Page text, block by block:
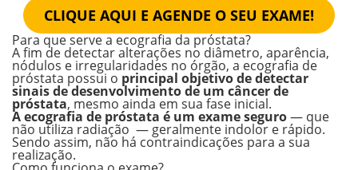
CLIQUE AQUI E AGENDE O SEU EXAME!
Para que serve a ecografia da próstata?
A fim de detectar alterações no diâmetro, aparência,
nódulos e irregularidades no órgão, a ecografia de
próstata possui o principal objetivo de detectar
sinais de desenvolvimento de um câncer de
próstata, mesmo ainda em sua fase inicial.
A ecografia de próstata é um exame seguro— que
não utiliza radiação — geralmente indolor e rápido.
Sendo assim, não há contraindicações para a sua
realização.